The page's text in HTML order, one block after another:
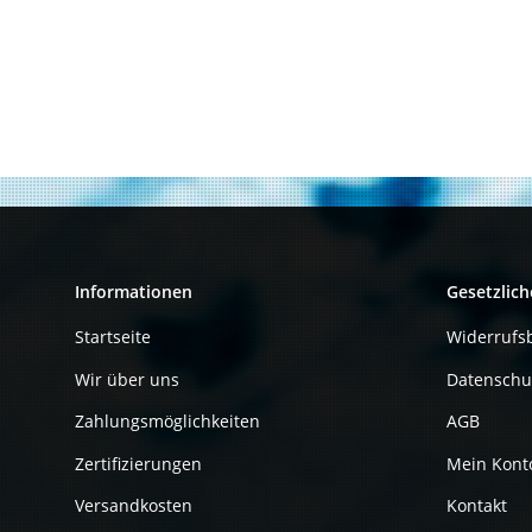
Informationen
Startseite
Wir über uns
Zahlungsmöglichkeiten
Zertifizierungen
Versandkosten
AGB
Mein
Kontakt